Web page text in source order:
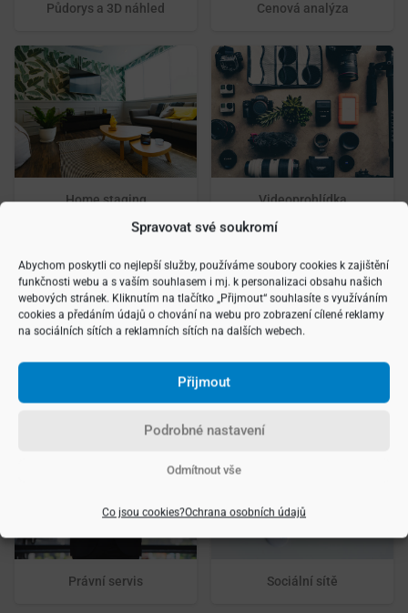
Spravovat své soukromí
Abychom poskytli co nejlepší služby, používáme soubory cookies k zajištění
funkčnosti webu a s vaším souhlasem i mj. k personalizaci obsahu našich
webových stránek. Kliknutím na tlačítko „Přijmout“ souhlasíte s využíváním
cookies a předáním údajů o chování na webu pro zobrazení cílené reklamy
na sociálních sítích a reklamních sítích na dalších webech.
Přijmout
Odmítnout vše
Podrobné nastavení
Co jsou cookies?Ochrana osobních údajů
Půdorys a 3D náhled Cenová analýza
Home staging Videoprohlídka
Právní servis Sociální sítě